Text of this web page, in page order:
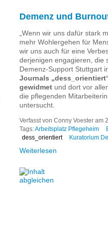
Demenz und
„Wenn wir uns dafür stark
mehr Wohlergehen für
wir uns auch für eine
derjenigen engagieren, die
Demenz-Support Stuttgart
Journals
gewidmet und dort vor
die pflegenden
untersucht.
Verfasst von Conny Voester am
Tags:Arbeitsplatz Pflegeheim
dess_orientiert
Kuratorium
Weiterlesen